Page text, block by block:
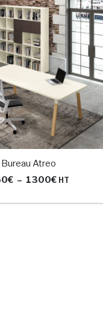
Bureau Atreo
€ – 1300€Plage
prix :
HT